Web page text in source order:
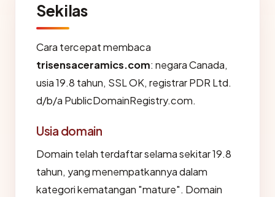
Sekilas
Cara tercepat membaca
trisensaceramics.com: negara Canada,
usia 19.8 tahun, SSL OK, registrar PDR Ltd.
d/b/a PublicDomainRegistry.com.
Usia domain
Domain telah terdaftar selama sekitar 19.8
tahun, yang menempatkannya dalam
kategori kematangan "mature". Domain